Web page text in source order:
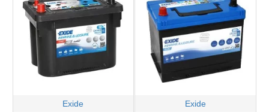
Exide Exide